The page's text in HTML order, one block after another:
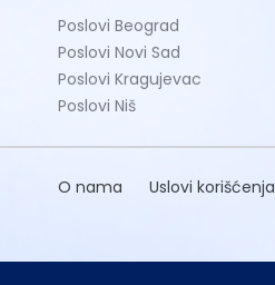
Poslovi Beograd
Poslovi Novi Sad
Poslovi Kragujevac
Poslovi Niš
O nama Uslovi korišćenja